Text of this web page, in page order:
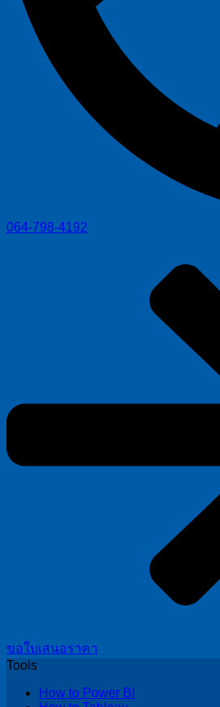
064-798-4192
ขอใบเสนอราคา
Tools
How to Power BI